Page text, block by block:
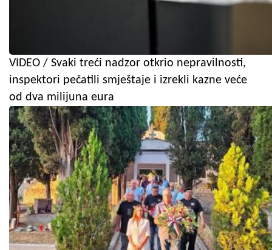
VIDEO / Svaki treći nadzor otkrio nepravilnosti,
inspektori pečatili smještaje i izrekli kazne veće
od dva milijuna eura